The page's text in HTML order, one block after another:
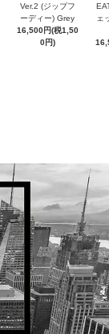
Ver.2 (ジップフ
ーディー) Grey
16,500円(税1,50
0円)
ェ